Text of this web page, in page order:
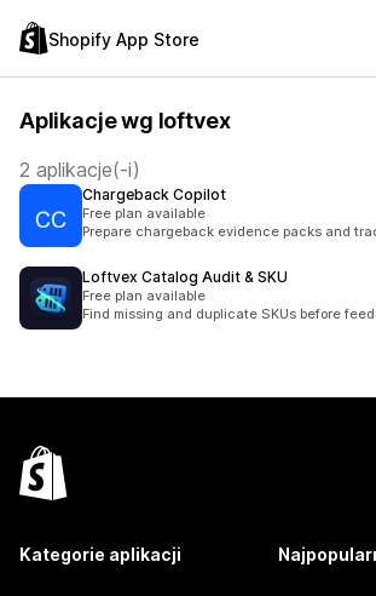
Shopify App Store
Aplikacje wg loftvex
2 aplikacje(-i)
Chargeback Copilot
Free plan available
Prepare chargeback evidence packs and
Loftvex Catalog Audit & SKU
Free plan available
Find missing and duplicate SKUs before
Kategorie aplikacji